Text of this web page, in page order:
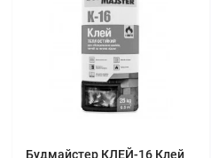
Будмайстер КЛЕЙ-16 Клей